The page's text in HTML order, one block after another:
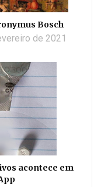
Bosch
de 2021
acontece em